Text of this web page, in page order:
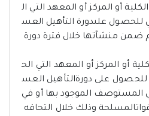
أو المركز أو المعهد التي ال
للحصول علىدورة التأهيل العس
ضمن منشآتها خلال فترة دورة
أو المركز أو المعهد التي الح
للحصول على دورةالتأهيل العس
المستوصف الموجود بها أو في
وذلك خلال التحاقه